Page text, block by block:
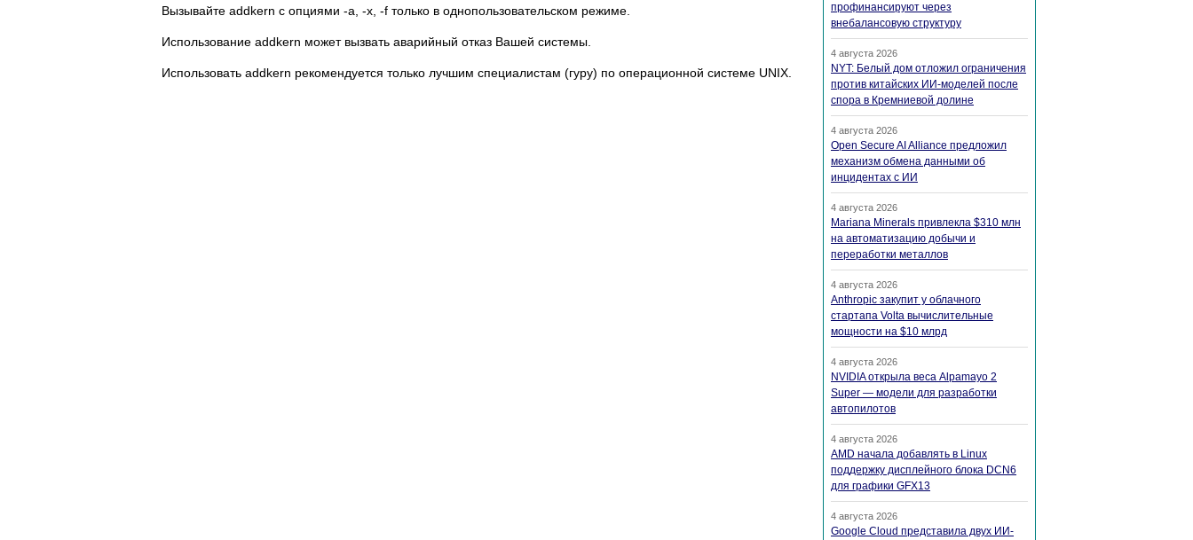
Вызывайте addkern с опциями -a, -x, -f только в однопользовательском режиме.
Использование addkern может вызвать аварийный отказ Вашей системы.
Использовать addkern рекомендуется только лучшим специалистам (гуру) по операционной системе UNIX.
профинансируют через
внебалансовую структуру
4 августа 2026
NYT: Белый дом отложил ограничения
против китайских ИИ-моделей после
спора в Кремниевой долине
4 августа 2026
Open Secure AI Alliance предложил
механизм обмена данными об
инцидентах с ИИ
4 августа 2026
Mariana Minerals привлекла $310 млн
на автоматизацию добычи и
переработки металлов
4 августа 2026
Anthropic закупит у облачного
стартапа Volta вычислительные
мощности на $10 млрд
4 августа 2026
NVIDIA открыла веса Alpamayo 2
Super — модели для разработки
автопилотов
4 августа 2026
AMD начала добавлять в Linux
поддержку дисплейного блока DCN6
для графики GFX13
4 августа 2026
Google Cloud представила двух ИИ-